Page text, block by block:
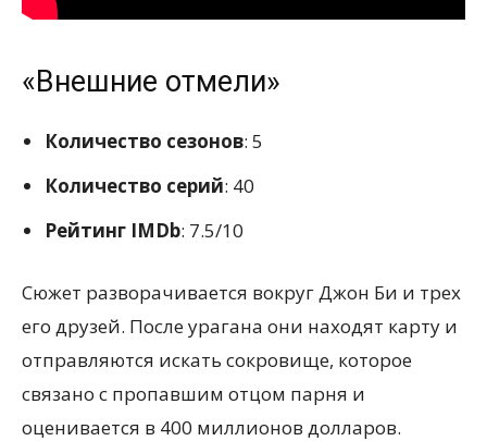
«Внешние отмели»
Количество сезонов: 5
Количество серий: 40
Рейтинг IMDb: 7.5/10
Сюжет разворачивается вокруг Джон Би и трех
его друзей. После урагана они находят карту и
отправляются искать сокровище, которое
связано с пропавшим отцом парня и
оценивается в 400 миллионов долларов.